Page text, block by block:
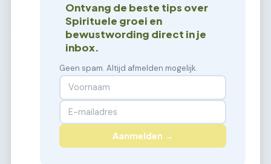
Ontvang de beste tips over
Spirituele groei en
bewustwording direct in je
inbox.
Geen spam. Altijd afmelden mogelijk.
Aanmelden →